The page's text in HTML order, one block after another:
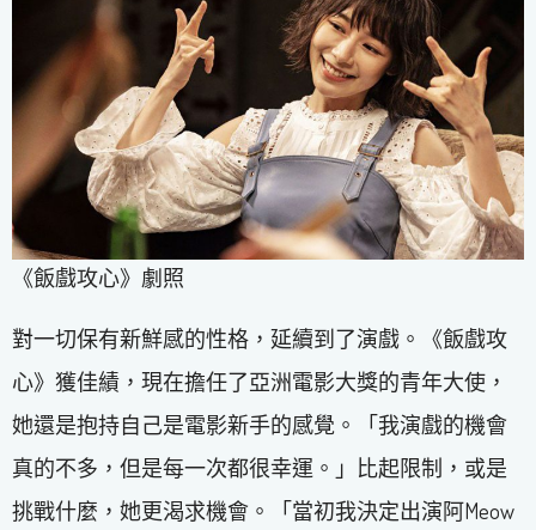
《飯戲攻心》劇照
對一切保有新鮮感的性格，延續到了演戲。《飯戲攻
心》獲佳績，現在擔任了亞洲電影大獎的青年大使，
她還是抱持自己是電影新手的感覺。「我演戲的機會
真的不多，但是每一次都很幸運。」比起限制，或是
挑戰什麼，她更渴求機會。「當初我決定出演阿Meow